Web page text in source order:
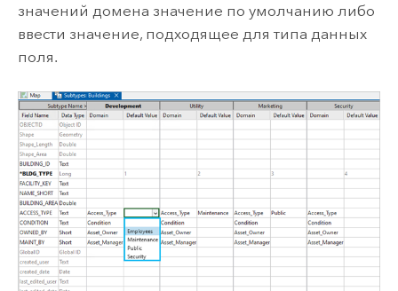
значений домена значение по умолчанию либо
ввести значение, подходящее для типа данных
поля.